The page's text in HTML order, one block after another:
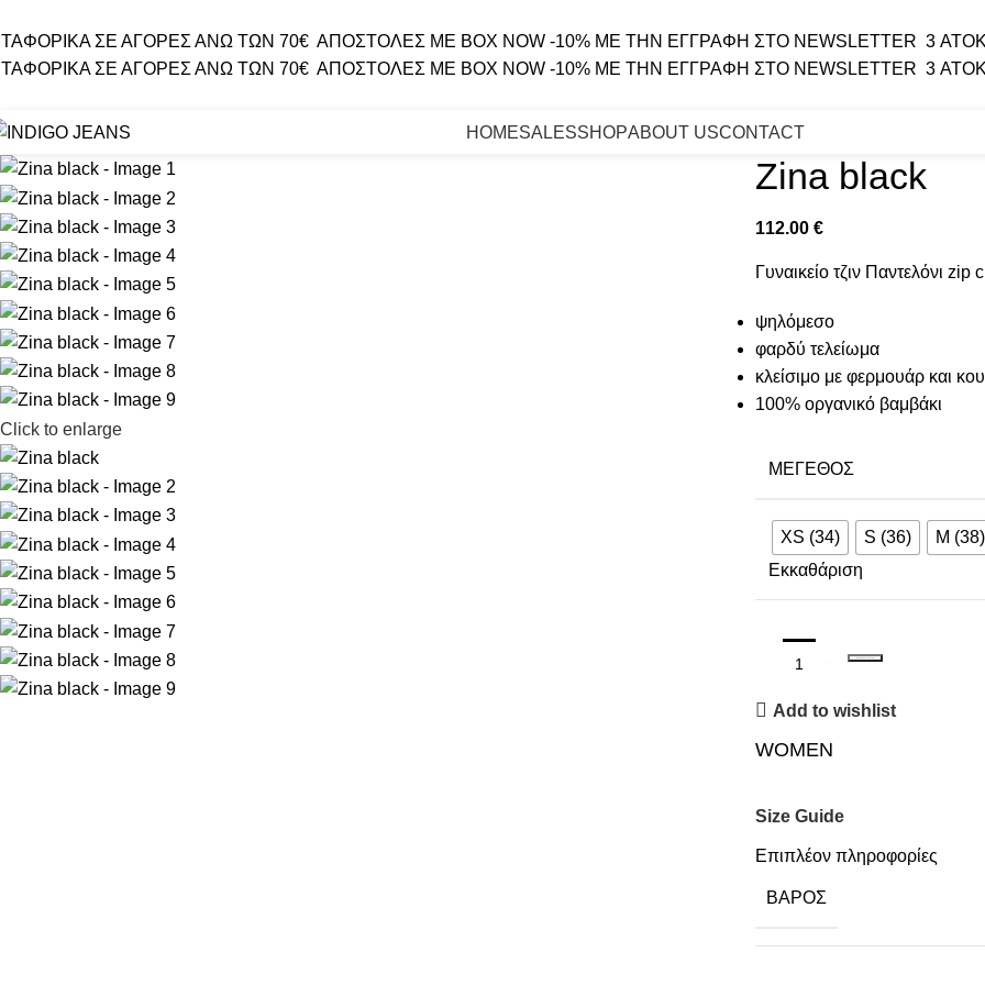
ΣΕ ΑΓΟΡΕΣ ΑΝΩ ΤΩΝ 70€ ΑΠΟΣΤΟΛΕΣ ΜΕ BOX NOW -10% ΜΕ ΤΗΝ ΕΓΓΡΑΦΗ ΣΤΟ NEWSLETTER 3
ΣΕ ΑΓΟΡΕΣ ΑΝΩ ΤΩΝ 70€ ΑΠΟΣΤΟΛΕΣ ΜΕ BOX NOW -10% ΜΕ ΤΗΝ ΕΓΓΡΑΦΗ ΣΤΟ NEWSLETTER 3
HOMESALESSHOPABOUT USCONTACT
Click to enlarge
Zina black
112.00 €
Γυναικείο τζιν Παντελόνι zip
ψηλόμεσο
φαρδύ τελείωμα
κλείσιμο με φερμουάρ και
100% οργανικό βαμβάκι
ΜΈΓΕΘΟΣ
XS (34) S (36) M (38)
Εκκαθάριση
Add to wishlist
WOMEN
Size Guide
Επιπλέον πληροφορίες
ΒΆΡΟΣ